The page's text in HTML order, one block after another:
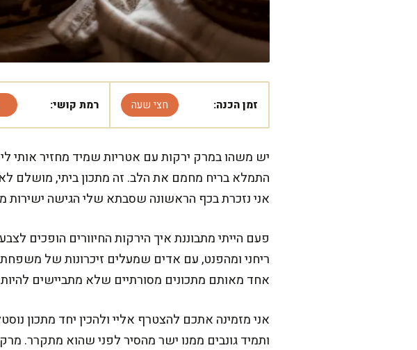
זמן הכנה: חצי שעה רמת קושי:
יש משהו במרק ירקות עם אטריות שמיד מחזיר אותי
התמלא בריח מחמם את הלב. זה מתכון ביתי, מושלם
אני נזכרת בכף הראשונה שסבתא שלי הגישה ישירות
פעם הייתי מתבוננת איך הירקות החיוורים הופכים
ריחני ומהפנט, עם אדים שמעלים זיכרונות של
אחד מאותם מתכונים מסורתיים שלא מתביישים
אני מזמינה אתכם להצטרף אליי ולהכין יחד מתכון
ותמיד גונבים ממנו ישר מהסיר לפני שהוא מתקרר.